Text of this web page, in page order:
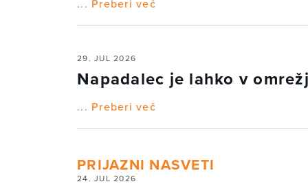
... Preberi več
29. JUL 2026
Napadalec je lahko v
... Preberi več
PRIJAZNI NASVETI
24. JUL 2026